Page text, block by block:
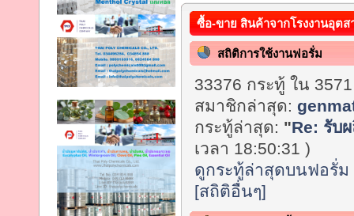
ซื้อ-ขาย สินค้าจากโรงงานอุต
สถิติการใช้งานฟอรั่ม
33376 กระทู้ ใน
สมาชิกล่าสุด:
กระทู้ล่าสุด: "Re: รับ
เวลา 18:50:31 )
ดูกระทู้ล่าสุดบนฟอรั่ม
[สถิติอื่นๆ]